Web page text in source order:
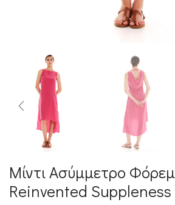
Μίντι Ασύμμετρο
Reinvented Suppleness